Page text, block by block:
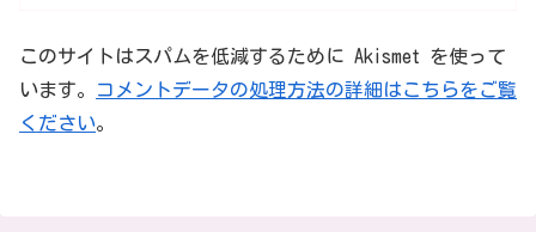
このサイトはスパムを低減するために Akismet を使って
います。
コメントデータの処理方法の詳細はこちらをご覧
ください。